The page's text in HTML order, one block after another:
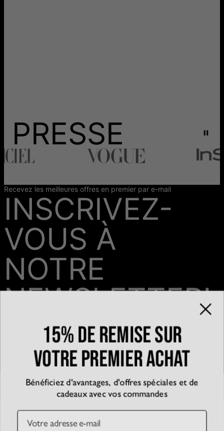
PRESSE
Recevez les meilleures offres en premier par e-mail
INSCRIVEZ-
VOUS À
NOTRE
NEWSLETTER!
QUI SOMMES-NOUS?
Blog
D’accessibilité
Témoignages
Suivre votre commande
SERVICE CLIENT
15% de remise sur
votre premier achat
Bénéficiez d'avantages, d'offres spéciales et de
cadeaux avec vos commandes
Email